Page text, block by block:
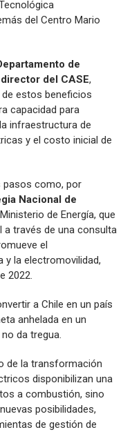
del Centro Mario
de
del CASE,
de estos beneficios
capacidad para
infraestructura de
y el costo inicial de
pasos como, por
Nacional de
de Energía, que
a través de una consulta
el
y la electromovilidad,
2022.
a Chile en un país
anhelada en un
da tregua.
de la transformación
disponibilizan una
a combustión, sino
posibilidades,
de gestión de